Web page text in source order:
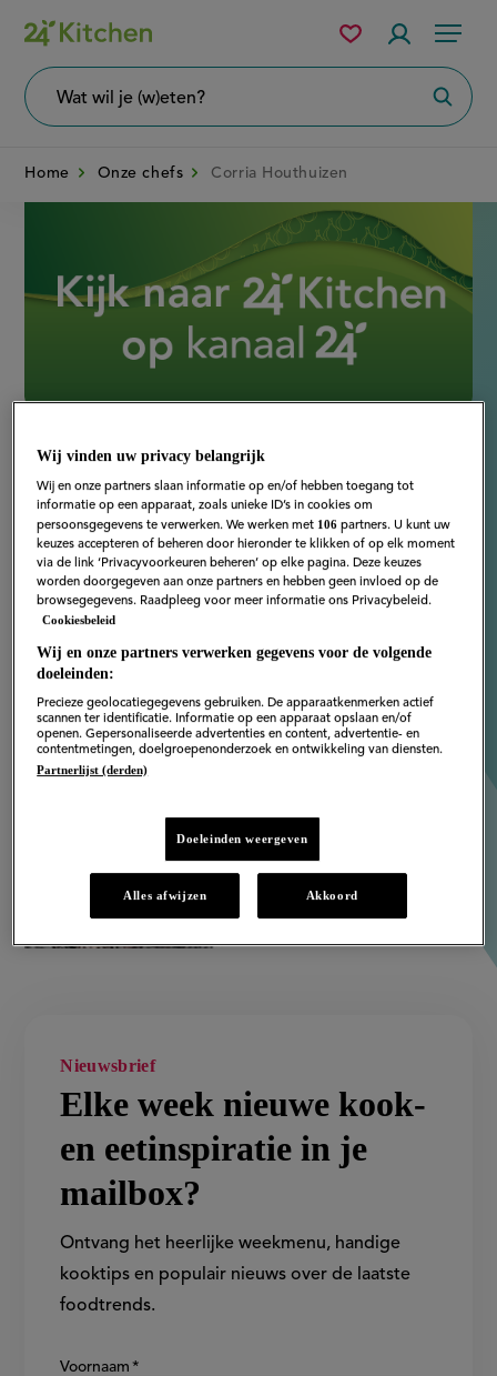
Overslaan
en
naar
Menu
wil
Mijn
bewaarde
Home Onze chefs Corria Houthuizen
Corria Houthuizen
Chef
Nieuwsbrief
Elke week nieuwe kook-
en eetinspiratie in je
mailbox?
Ontvang het heerlijke weekmenu, handige
kooktips en populair nieuws over de laatste
foodtrends.
Show/hide
Voornaam
Wij vinden uw privacy belangrijk
Wij en onze partners slaan informatie op en/of hebben toegang tot
informatie op een apparaat, zoals unieke ID’s in cookies om
persoonsgegevens te verwerken. We werken met 106 partners. U kunt uw
keuzes accepteren of beheren door hieronder te klikken of op elk moment
via de link ‘Privacyvoorkeuren beheren’ op elke pagina. Deze keuzes
worden doorgegeven aan onze partners en hebben geen invloed op de
browsegegevens. Raadpleeg voor meer informatie ons Privacybeleid.
Cookiesbeleid
Wij en onze partners verwerken gegevens voor de volgende
doeleinden:
Precieze geolocatiegegevens gebruiken. De apparaatkenmerken actief
scannen ter identificatie. Informatie op een apparaat opslaan en/of
openen. Gepersonaliseerde advertenties en content, advertentie- en
contentmetingen, doelgroepenonderzoek en ontwikkeling van diensten.
Partnerlijst (derden)
Doeleinden weergeven
Alles afwijzen Akkoord